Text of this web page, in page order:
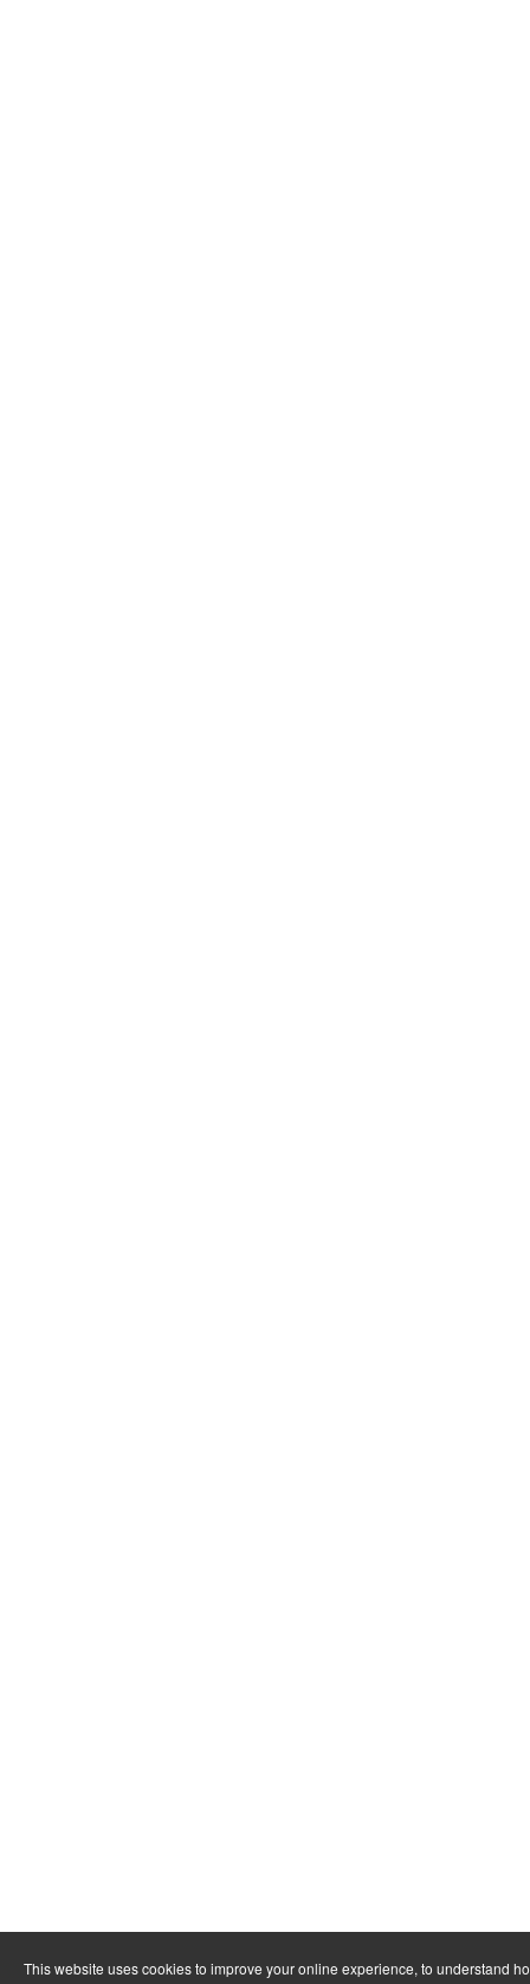
This website uses cookies to improve your online experience, to understand